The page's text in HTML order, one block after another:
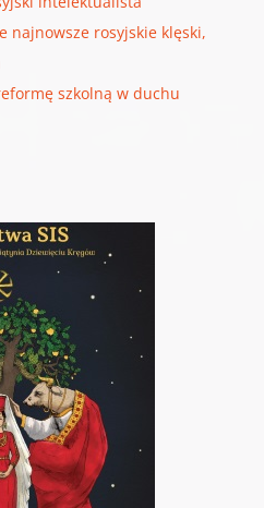
najnowsze rosyjskie klęski,
szkolną w duchu